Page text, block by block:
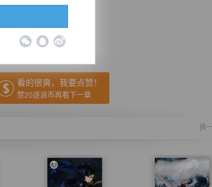
下一章 快捷键→）
看的很爽，我要点赞！
赞20逐浪币再看下一章
换